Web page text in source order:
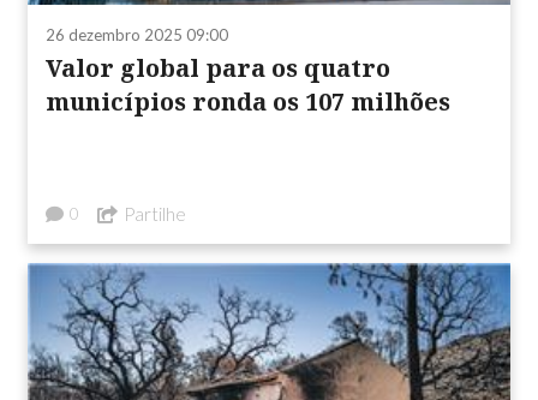
26 dezembro 2025 09:00
Valor global para os quatro
municípios ronda os 107 milhões
0 Partilhe